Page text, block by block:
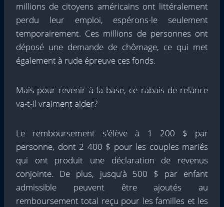
millions de citoyens américains ont littéralement
perdu leur emploi, espérons-le seulement
temporairement. Ces millions de personnes ont
déposé une demande de chômage, ce qui met
également à rude épreuve ces fonds.
Mais pour revenir à la base, ce rabais de relance
va-t-il vraiment aider?
Le remboursement s'élève à 1 200 $ par
personne, dont 2 400 $ pour les couples mariés
qui ont produit une déclaration de revenus
conjointe. De plus, jusqu'à 500 $ par enfant
admissible peuvent être ajoutés au
remboursement total reçu pour les familles et les